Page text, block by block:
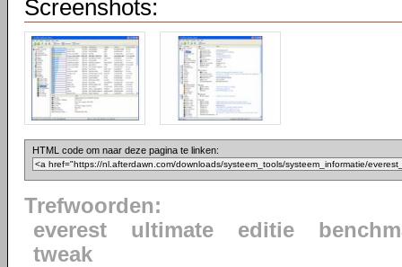
Screenshots:
HTML code om naar deze pagina te linken:
Trefwoorden:
everest
ultimate editie
tweak